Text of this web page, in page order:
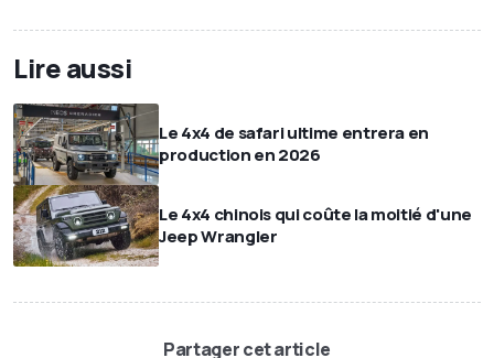
Lire aussi
Le 4x4 de safari ultime entrera en
production en 2026
Le 4x4 chinois qui coûte la moitié d'une
Jeep Wrangler
Partager cet article